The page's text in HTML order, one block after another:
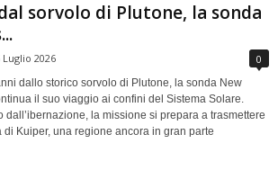
sorvolo di Plutone, la sonda
Luglio 2026 0
dallo storico sorvolo di Plutone, la sonda New
il suo viaggio ai confini del Sistema Solare.
dall’ibernazione, la missione si prepara a trasmettere
Kuiper, una regione ancora in gran parte